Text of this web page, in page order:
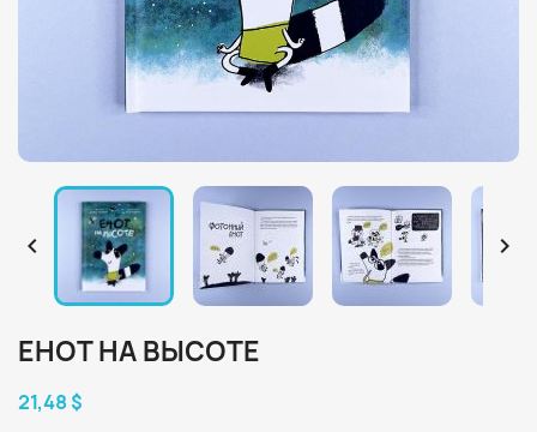
 
ЕНОТ НА ВЫСОТЕ
21,48 $